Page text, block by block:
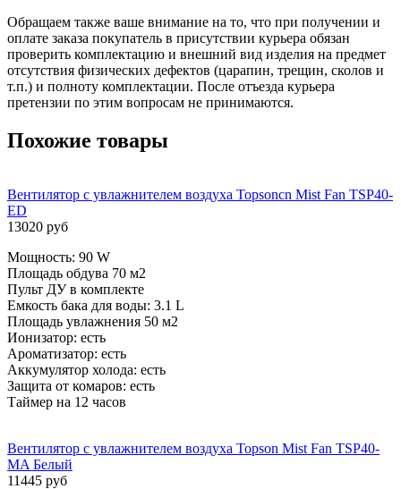
Обращаем также ваше внимание на то, что при получении и
оплате заказа покупатель в присутствии курьера обязан
проверить комплектацию и внешний вид изделия на предмет
отсутствия физических дефектов (царапин, трещин, сколов и
т.п.) и полноту комплектации. После отъезда курьера
претензии по этим вопросам не принимаются.
Похожие товары
Вентилятор с увлажнителем воздуха Topsoncn Mist Fan TSP40-
ED
13020 руб
Мощность: 90 W
Площадь обдува 70 м2
Пульт ДУ в комплекте
Емкость бака для воды: 3.1 L
Площадь увлажнения 50 м2
Ионизатор: есть
Ароматизатор: есть
Аккумулятор холода: есть
Защита от комаров: есть
Таймер на 12 часов
Вентилятор с увлажнителем воздуха Topson Mist Fan TSP40-
MA Белый
11445 руб